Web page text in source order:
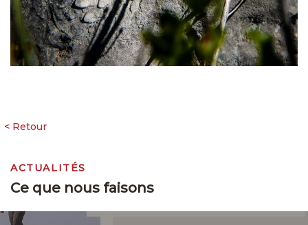
ACTUALITÉS
Ce que nous faisons